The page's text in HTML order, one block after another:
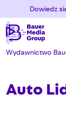
Dowiedz
Wydawnictwo
Auto